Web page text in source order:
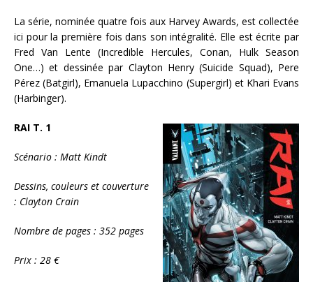
La série, nominée quatre fois aux Harvey Awards, est collectée
ici pour la première fois dans son intégralité. Elle est écrite par
Fred Van Lente (Incredible Hercules, Conan, Hulk Season
One…) et dessinée par Clayton Henry (Suicide Squad), Pere
Pérez (Batgirl), Emanuela Lupacchino (Supergirl) et Khari Evans
(Harbinger).
RAI T. 1
Scénario : Matt Kindt
Dessins, couleurs et couverture
: Clayton Crain
Nombre de pages : 352 pages
Prix : 28 €